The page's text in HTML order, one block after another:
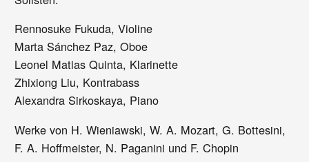
Rennosuke Fukuda, Violine
Marta Sánchez Paz, Oboe
Leonel Matias Quinta, Klarinette
Zhixiong Liu, Kontrabass
Alexandra Sirkoskaya, Piano
Werke von H. Wieniawski, W. A. Mozart, G. Bottesini,
F. A. Hoffmeister, N. Paganini und F. Chopin